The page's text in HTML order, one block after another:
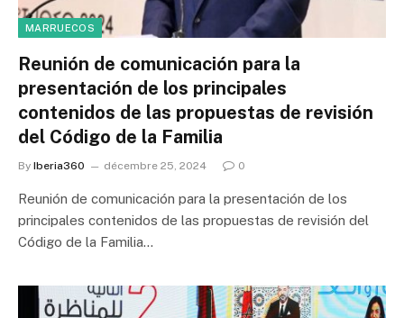
MARRUECOS
Reunión de comunicación para la
presentación de los principales
contenidos de las propuestas de revisión
del Código de la Familia
By Iberia360 décembre 25, 2024 0
Reunión de comunicación para la presentación de los
principales contenidos de las propuestas de revisión del
Código de la Familia…